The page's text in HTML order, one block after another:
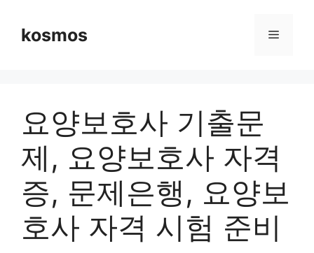
kosmos 메
요양보호사 기출문
제, 요양보호사 자격
증, 문제은행, 요양보
호사 자격 시험 준비